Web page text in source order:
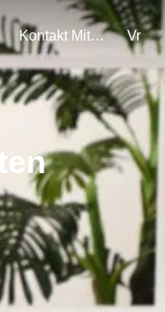
Kontakt Mit Uns Vr